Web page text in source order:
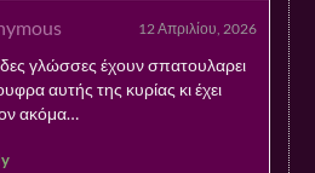
12 Απριλίου, 2026
γλώσσες έχουν σπατουλαρει
αυτής της κυρίας κι έχει
ακόμα…